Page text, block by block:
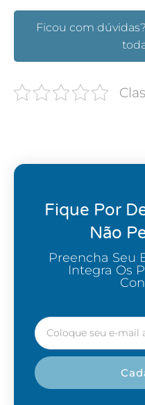
Ficou com
Fique Por
Não
Preencha Seu
Integra Os